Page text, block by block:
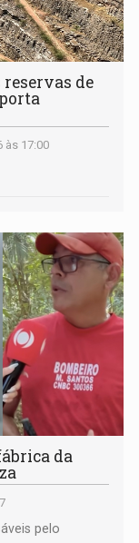
de
às 17:00
da
pelo